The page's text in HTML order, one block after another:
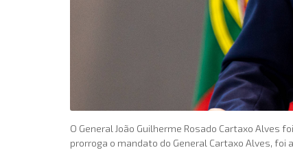
O General João Guilherme Rosado Cartaxo Alves
prorroga o mandato do General Cartaxo Alves, foi